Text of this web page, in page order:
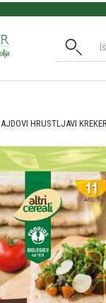
AJDOVI HRUSTLJAVI